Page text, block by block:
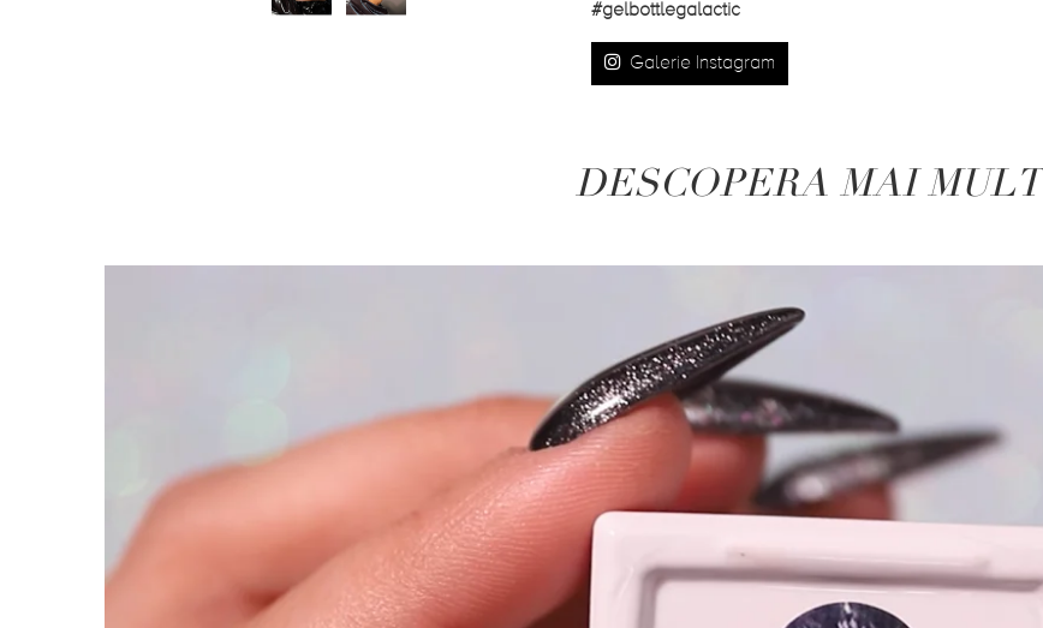
#gelbottlegalactic
Galerie Instagram
DESCOPERA MAI MULT